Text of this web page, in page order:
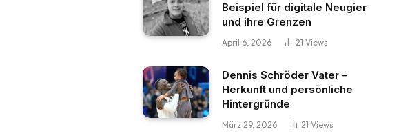
Beispiel für digitale Neugier
und ihre Grenzen
April 6, 2026 21 Views
Dennis Schröder Vater –
Herkunft und persönliche
Hintergründe
März 29, 2026 21 Views